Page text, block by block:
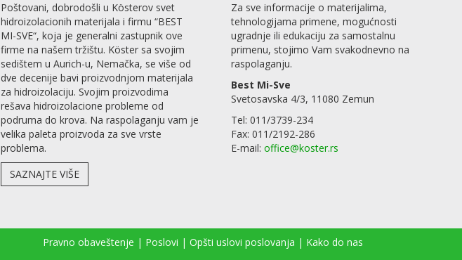
Poštovani, dobrodošli u Kösterov svet
hidroizolacionih materijala i firmu “BEST
MI-SVE“, koja je generalni zastupnik ove
firme na našem tržištu. Köster sa svojim
sedištem u Aurich-u, Nemačka, se više od
dve decenije bavi proizvodnjom materijala
za hidroizolaciju. Svojim proizvodima
rešava hidroizolacione probleme od
podruma do krova. Na raspolaganju vam je
velika paleta proizvoda za sve vrste
problema.
SAZNAJTE VIŠE
Za sve informacije o materijalima,
tehnologijama primene, mogućnosti
ugradnje ili edukaciju za samostalnu
primenu, stojimo Vam svakodnevno na
raspolaganju.
Best Mi-Sve
Svetosavska 4/3, 11080 Zemun
Tel: 011/3739-234
Fax: 011/2192-286
E-mail: office@koster.rs
Pravno obaveštenje | Poslovi | Opšti uslovi poslovanja | Kako do nas